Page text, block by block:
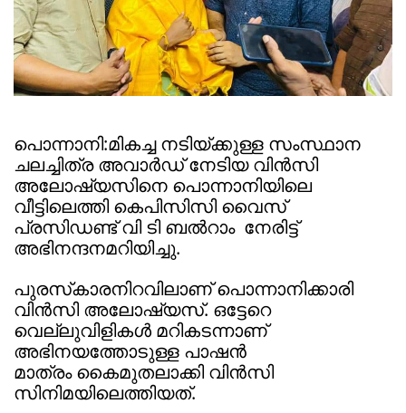
പൊന്നാനി:മികച്ച നടിയ്ക്കുള്ള സംസ്ഥാന
ചലച്ചിത്ര അവാർഡ് നേടിയ വിൻസി
അലോഷ്യസിനെ പൊന്നാനിയിലെ
വീട്ടിലെത്തി കെപിസിസി വൈസ്
പ്രസിഡണ്ട് വി ടി ബൽറാം നേരിട്ട്
അഭിനന്ദനമറിയിച്ചു.
പുരസ്‌കാരനിറവിലാണ് പൊന്നാനിക്കാരി
വിൻസി അലോഷ്യസ്. ഒട്ടേറെ
വെല്ലുവിളികൾ മറികടന്നാണ്
അഭിനയത്തോടുള്ള പാഷൻ
മാത്രംകൈമുതലാക്കി വിൻസി
സിനിമയിലെത്തിയത്.